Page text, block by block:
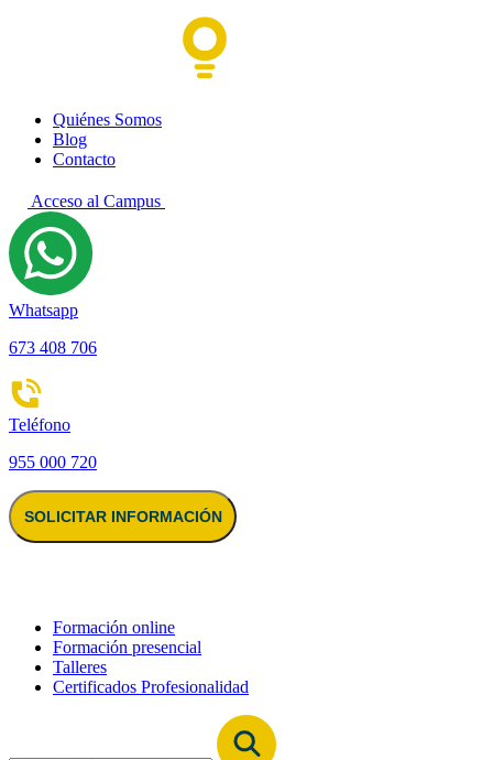
Quiénes Somos
Blog
Contacto
Acceso al Campus
Whatsapp
673 408 706
Teléfono
955 000 720
SOLICITAR INFORMACIÓN
Formación online
Formación presencial
Talleres
Certificados Profesionalidad